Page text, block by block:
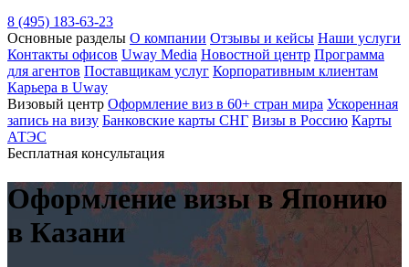
8 (495) 183-63-23
Основные разделы О компании Отзывы и кейсы Наши услуги
Контакты офисов Uway Media Новостной центр Программа
для агентов Поставщикам услуг Корпоративным клиентам
Карьера в Uway
Визовый центр Оформление виз в 60+ стран мира Ускоренная
запись на визу Банковские карты СНГ Визы в Россию Карты
АТЭС
Бесплатная консультация
Оформление визыв Японию
в Казани